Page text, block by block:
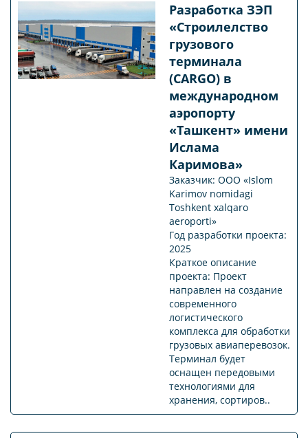
Разработка ЗЭП
«Строилелство
грузового
терминала
(CARGO) в
международном
аэропорту
«Ташкент» имени
Ислама
Каримова»
Заказчик: ООО «Islom
Karimov nomidagi
Toshkent xalqaro
aeroporti»
Год разработки проекта:
2025
Краткое описание
проекта: Проект
направлен на создание
современного
логистического
комплекса для обработки
грузовых авиаперевозок.
Терминал будет
оснащен передовыми
технологиями для
хранения, сортиров..